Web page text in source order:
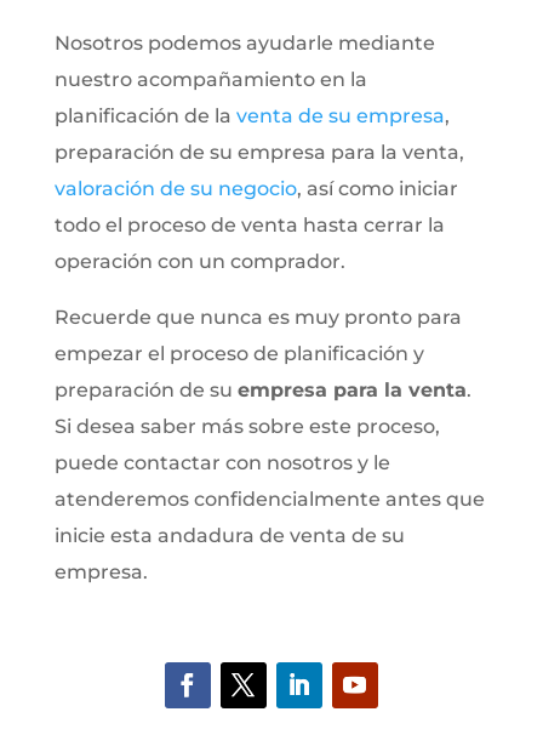
Nosotros podemos ayudarle mediante
nuestro acompañamiento en la
planificación de la venta de su empresa,
preparación de su empresa para la venta,
valoración de su negocio, así como iniciar
todo el proceso de venta hasta cerrar la
operación con un comprador.
Recuerde que nunca es muy pronto para
empezar el proceso de planificación y
preparación de su empresa para la venta.
Si desea saber más sobre este proceso,
puede contactar con nosotros y le
atenderemos confidencialmente antes que
inicie esta andadura de venta de su
empresa.